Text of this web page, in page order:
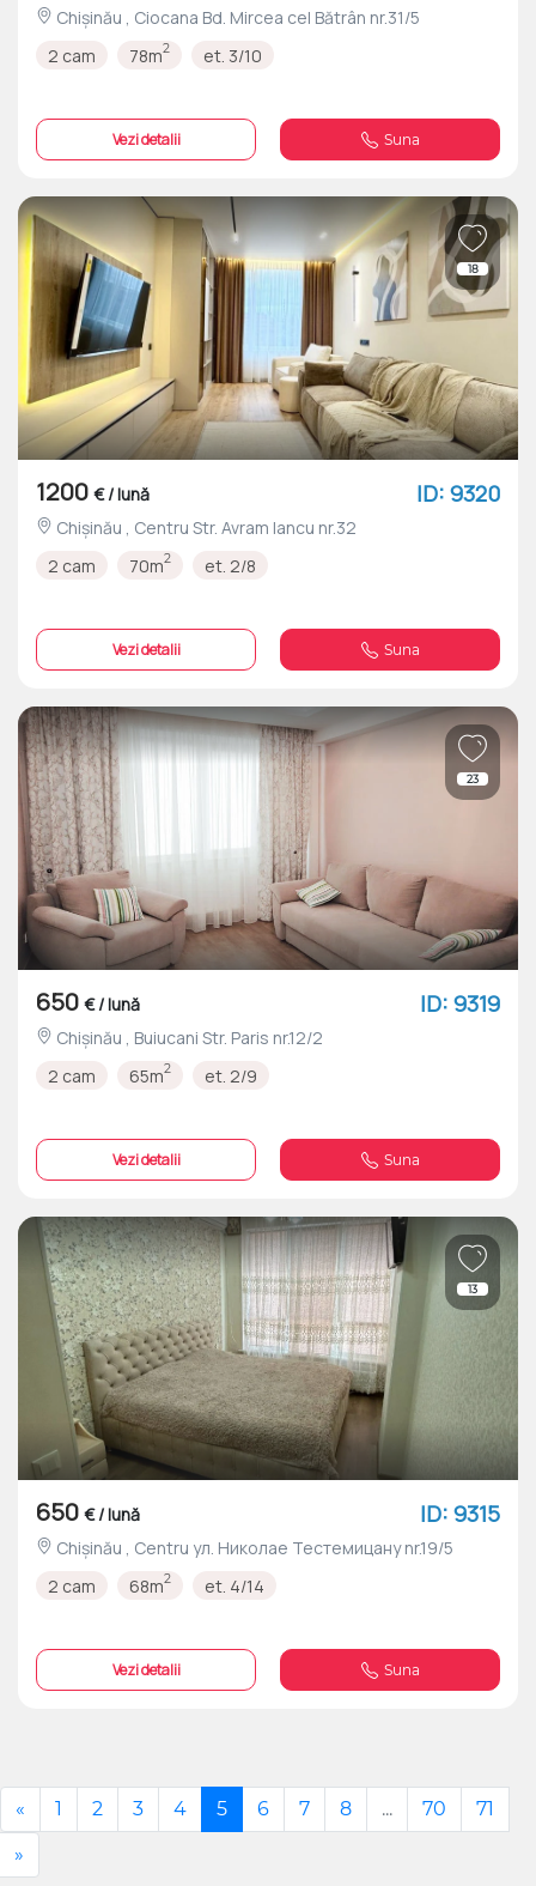
Chișinău , Ciocana Bd. Mircea cel Bătrân nr.31/5
2 cam
78m2 et. 3/10
Vezi detalii Suna
18
1200 € / lună ID: 9320
Chișinău , Centru Str. Avram Iancu nr.32
2 cam
70m2 et. 2/8
Vezi detalii Suna
23
650 € / lună ID: 9319
Chișinău , Buiucani Str. Paris nr.12/2
2 cam
65m2 et. 2/9
Vezi detalii Suna
13
650 € / lună ID: 9315
Chișinău , Centru ул. Николае Тестемицану nr.19/5
2 cam
68m2 et. 4/14
Vezi detalii Suna
« 1 2 3 4 5 6 7 8 ... 70
71
»